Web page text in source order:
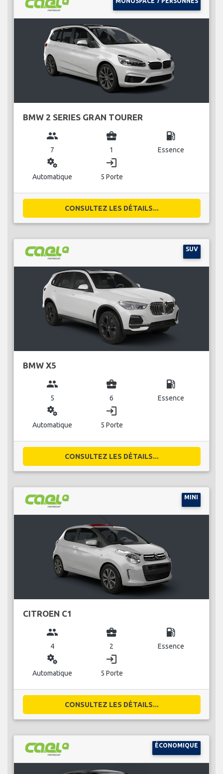
BMW 2 SERIES GRAN TOURER
group
7
business_center
1
local_gas_station
Essence
miscellaneous_services
Automatique
login
5 Porte
CONSULTEZ LES DÉTAILS...
SUV
BMW X5
group
5
business_center
6
local_gas_station
Essence
miscellaneous_services
Automatique
login
5 Porte
CONSULTEZ LES DÉTAILS...
MINI
CITROEN C1
group
4
business_center
2
local_gas_station
Essence
miscellaneous_services
Automatique
login
5 Porte
CONSULTEZ LES DÉTAILS...
ÉCONOMIQUE